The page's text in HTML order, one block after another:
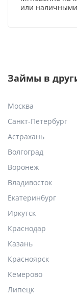
или
Займы в
Москва
Санкт-Петербург
Астрахань
Волгоград
Воронеж
Владивосток
Екатеринбург
Иркутск
Краснодар
Казань
Красноярск
Кемерово
Липецк